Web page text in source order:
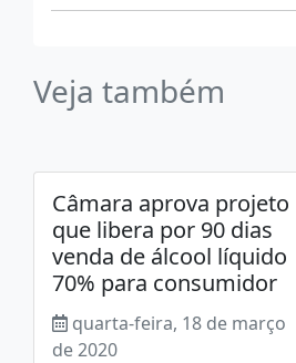
Veja também
Câmara aprova projeto
que libera por 90 dias
venda de álcool líquido
70% para consumidor
quarta-feira, 18 de março
de 2020